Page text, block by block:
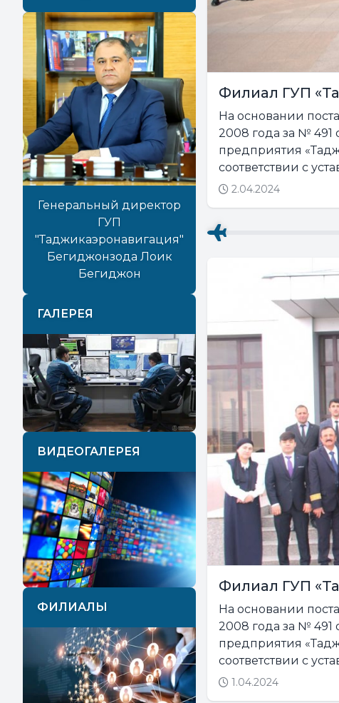
Генеральный директор
ГУП
"Таджикаэронавигация"
Бегиджонзода Лоик
Бегиджон
ГАЛЕРЕЯ
Previous Next
ВИДЕОГАЛЕРЕЯ
ФИЛИАЛЫ
Филиал ГУП
На основании
2008 года за № 491
предприятия
соответствии с
2.04.2024
Филиал ГУП
На основании
2008 года за № 491
предприятия
соответствии с
1.04.2024